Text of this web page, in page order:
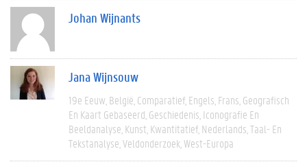
Johan Wijnants
Jana Wijnsouw
19e Eeuw België Comparatief Engels Frans Geografisch
En Kaart Gebaseerd Geschiedenis Iconografie En
Beeldanalyse Kunst Kwantitatief Nederlands Taal- En
Tekstanalyse Veldonderzoek West-Europa